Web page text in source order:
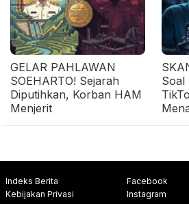
GELAR PAHLAWAN
SOEHARTO! Sejarah
Diputihkan, Korban HAM
Menjerit
Soal
Indeks Berita
Kebijakan Privasi
Facebook
Instagram